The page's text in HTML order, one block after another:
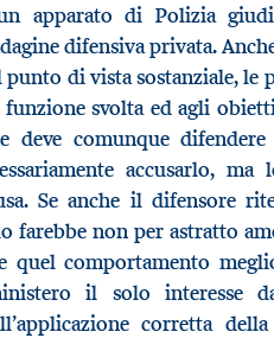
apparato di Polizia
difensiva privata.
di vista sostanziale, le
svolta ed agli
deve comunque
accusarlo,
Se anche il difensore
farebbe non per astratto
quel comportamento
il solo interesse
corretta